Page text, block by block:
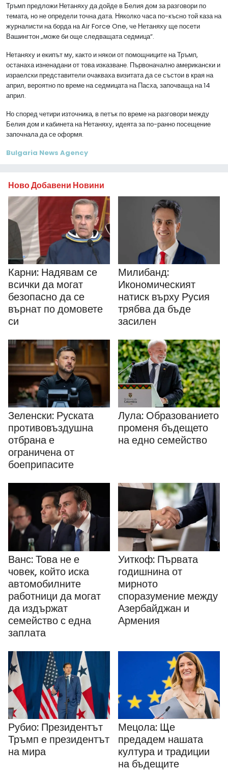
Тръмп предложи Нетаняху да дойде в Белия дом за разговори по
темата, но не определи точна дата. Няколко часа по-късно той каза на
журналисти на борда на Air Force One, че Нетаняху ще посети
Вашингтон „може би още следващата седмица“.
Нетаняху и екипът му, както и някои от помощниците на Тръмп,
останаха изненадани от това изказване. Първоначално американски и
израелски представители очакваха визитата да се състои в края на
април, вероятно по време на седмицата на Пасха, започваща на 14
април.
Но според четири източника, в петък по време на разговори между
Белия дом и кабинета на Нетаняху, идеята за по-ранно посещение
започнала да се оформя.
Bulgaria News Agency
Ново Добавени Новини
Карни: Надявам се
всички да могат
безопасно да се
върнат по домовете
си
Милибанд:
Икономическият
натиск върху Русия
трябва да бъде
засилен
Зеленски: Руската
противовъздушна
отбрана е
ограничена от
боеприпасите
Лула: Образованието
променя бъдещето
на едно семейство
Ванс: Това не е
човек, който иска
автомобилните
работници да могат
да издържат
семейство с една
заплата
Уиткоф: Първата
годишнина от
мирното
споразумение между
Азербайджан и
Армения
Рубио: Президентът
Тръмп е президентът
на мира
Мецола: Ще
предадем нашата
култура и традиции
на бъдещите